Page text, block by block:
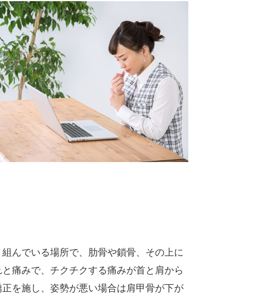
んでいる場所で、肋骨や鎖骨、その上に
痛みで、チクチクする痛みが首と肩から
を施し、姿勢が悪い場合は肩甲骨が下が